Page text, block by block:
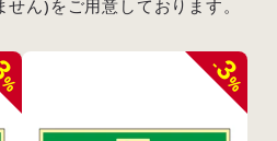
ん)をご用意しております。
-
3
%